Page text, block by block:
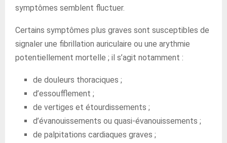
symptômes semblent fluctuer.
Certains symptômes plus graves sont susceptibles de
signaler une fibrillation auriculaire ou une arythmie
potentiellement mortelle ; il s’agit notamment :
de douleurs thoraciques ;
d’essoufflement ;
de vertiges et étourdissements ;
d’évanouissements ou quasi-évanouissements ;
de palpitations cardiaques graves ;